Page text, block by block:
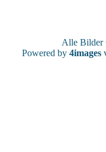
Alle
Powered by 4images